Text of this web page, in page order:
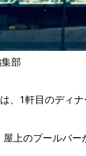
部
、1軒目のディ
上のプールバ